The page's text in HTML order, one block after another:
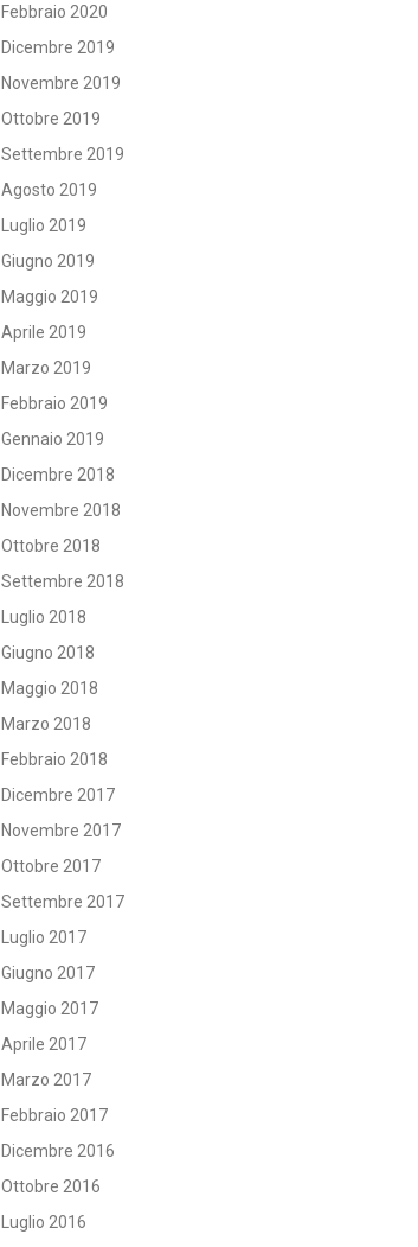
Febbraio 2020
Dicembre 2019
Novembre 2019
Ottobre 2019
Settembre 2019
Agosto 2019
Luglio 2019
Giugno 2019
Maggio 2019
Aprile 2019
Marzo 2019
Febbraio 2019
Gennaio 2019
Dicembre 2018
Novembre 2018
Ottobre 2018
Settembre 2018
Luglio 2018
Giugno 2018
Maggio 2018
Marzo 2018
Febbraio 2018
Dicembre 2017
Novembre 2017
Ottobre 2017
Settembre 2017
Luglio 2017
Giugno 2017
Maggio 2017
Aprile 2017
Marzo 2017
Febbraio 2017
Dicembre 2016
Ottobre 2016
Luglio 2016